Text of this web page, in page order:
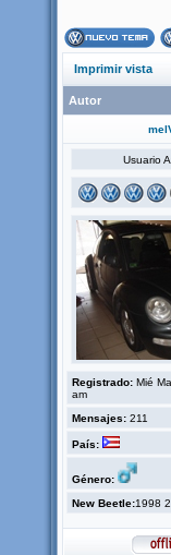
Imprimir vista
Autor
Usuario
Registrado: Mié
am
Mensajes: 211
País:
Género:
New Beetle:1998